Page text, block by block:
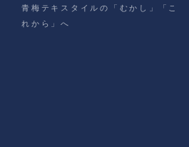
青梅テキスタイルの「むかし」「こ
れから」へ